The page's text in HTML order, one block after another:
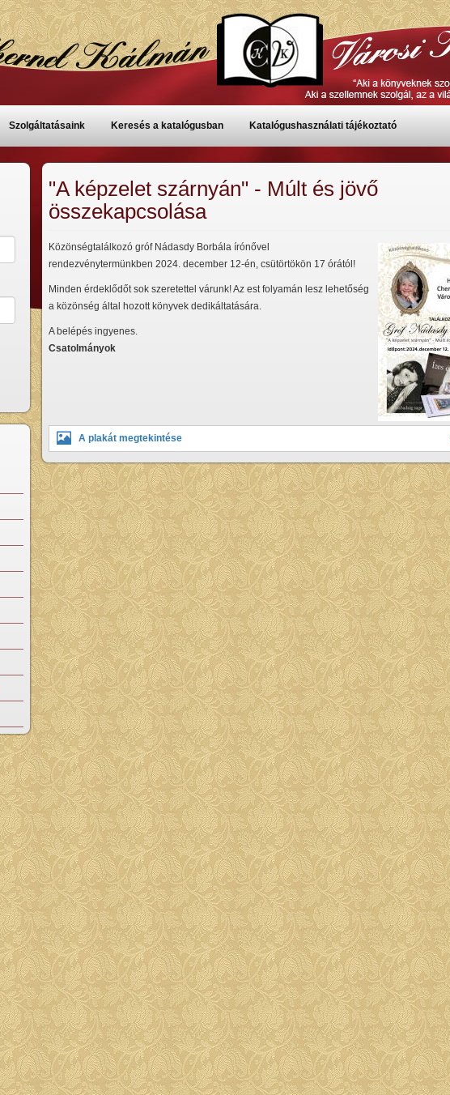
Szolgáltatásaink Keresés a katalógusban Katalógushasználati tájékoztató
"A képzelet szárnyán" - Múlt és jövő
összekapcsolása
Közönségtalálkozó gróf Nádasdy Borbála írónővel
rendezvénytermünkben 2024. december 12-én, csütörtökön 17 órától!
Minden érdeklődőt sok szeretettel várunk! Az est folyamán lesz lehetőség
a közönség által hozott könyvek dedikáltatására.
A belépés ingyenes.
Csatolmányok
A plakát megtekintése